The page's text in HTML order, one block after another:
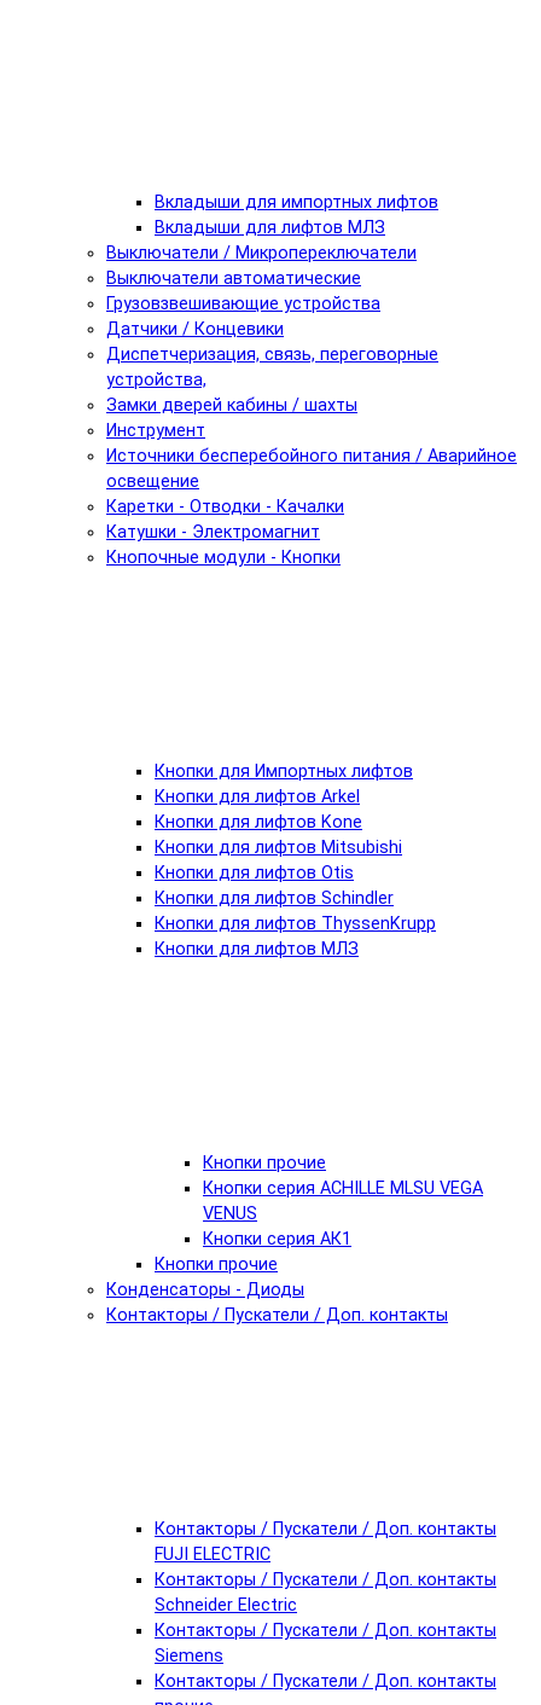
Вкладыши для импортных лифтов
Вкладыши для лифтов МЛЗ
Выключатели / Микропереключатели
Выключатели автоматические
Грузовзвешивающие устройства
Датчики / Концевики
Диспетчеризация, связь, переговорные
устройства,
Замки дверей кабины / шахты
Инструмент
Источники бесперебойного питания / Аварийное
освещение
Каретки - Отводки - Качалки
Катушки - Электромагнит
Кнопочные модули - Кнопки
Кнопки для Импортных лифтов
Кнопки для лифтов Arkel
Кнопки для лифтов Kone
Кнопки для лифтов Mitsubishi
Кнопки для лифтов Otis
Кнопки для лифтов Schindler
Кнопки для лифтов ThyssenKrupp
Кнопки для лифтов МЛЗ
Кнопки прочие
Кнопки серия ACHILLE MLSU VEGA
VENUS
Кнопки серия АК1
Кнопки прочие
Конденсаторы - Диоды
Контакторы / Пускатели / Доп. контакты
Контакторы / Пускатели / Доп. контакты
FUJI ELECTRIC
Контакторы / Пускатели / Доп. контакты
Schneider Electric
Контакторы / Пускатели / Доп. контакты
Siemens
Контакторы / Пускатели / Доп. контакты